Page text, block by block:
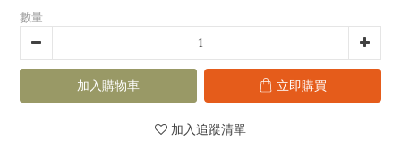
數量
加入購物車 立即購買
加入追蹤清單